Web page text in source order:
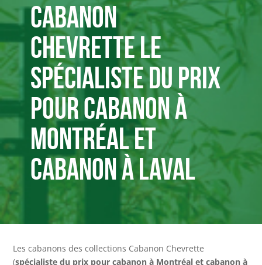
Cabanon
Chevrette le
spécialiste du prix
pour cabanon à
Montréal et
cabanon à Laval
Les cabanons des collections Cabanon Chevrette
(spécialiste du prix pour cabanon à Montréal et cabanon à